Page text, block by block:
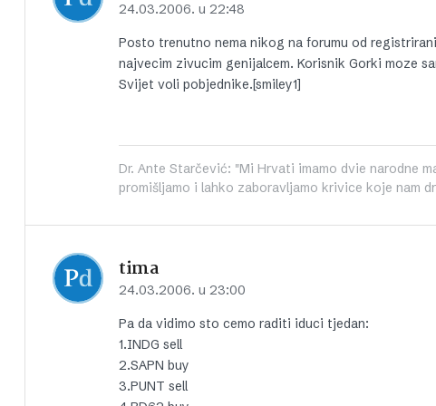
24.03.2006. u 22:48
Posto trenutno nema nikog na forumu od
najvecim zivucim genijalcem. Korisnik Gorki moze
Svijet voli pobjednike.[smiley1]
Dr. Ante Starčević: "Mi Hrvati imamo dvie narodne
promišljamo i lahko zaboravljamo krivice koje nam
tima
24.03.2006. u 23:00
Pa da vidimo sto cemo raditi iduci tjedan:
1.INDG sell
2.SAPN buy
3.PUNT sell